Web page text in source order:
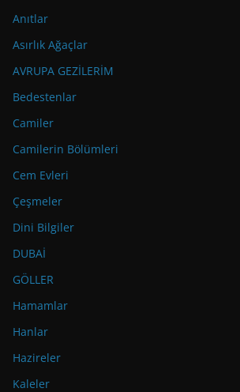
Anıtlar
Asırlık Ağaçlar
AVRUPA GEZİLERİM
Bedestenlar
Camiler
Camilerin Bölümleri
Cem Evleri
Çeşmeler
Dini Bilgiler
DUBAİ
GÖLLER
Hamamlar
Hanlar
Hazireler
Kaleler